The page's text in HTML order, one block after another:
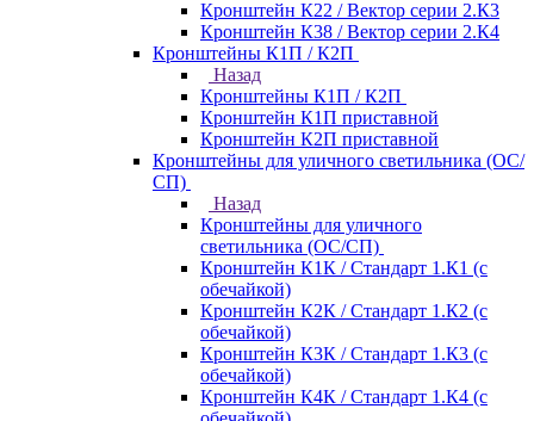
Кронштейн К22 / Вектор серии 2.К3
Кронштейн К38 / Вектор серии 2.К4
Кронштейны К1П / К2П
Назад
Кронштейны К1П / К2П
Кронштейн К1П приставной
Кронштейн К2П приставной
Кронштейны для уличного светильника (ОС/
СП)
Назад
Кронштейны для уличного
светильника (ОС/СП)
Кронштейн К1К / Стандарт 1.К1 (с
обечайкой)
Кронштейн К2К / Стандарт 1.К2 (с
обечайкой)
Кронштейн К3К / Стандарт 1.К3 (с
обечайкой)
Кронштейн К4К / Стандарт 1.К4 (с